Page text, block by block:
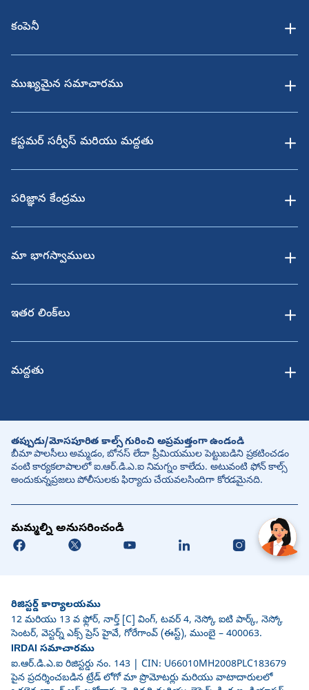
కంపెనీ
ముఖ్యమైన సమాచారము
కస్టమర్ సర్వీస్ మరియు మద్దతు
పరిజ్ఞాన కేంద్రము
మా భాగస్వాములు
ఇతర లింక్‌లు
మద్దతు
తప్పుడు/మోసపూరిత కాల్స్ గురించి అప్రమత్తంగా ఉండండి
బీమా పాలసీలు అమ్మడం, బోనస్ లేదా ప్రీమియముల పెట్టుబడిని ప్రకటించడం
వంటి కార్యకలాపాలలో ఐ.ఆర్.డి.ఎ.ఐ నిమగ్నం కాలేదు. అటువంటి ఫోన్ కాల్స్
అందుకున్నప్రజలు పోలీసులకు ఫిర్యాదు చేయవలసిందిగా కోరడమైనది.
మమ్మల్ని అనుసరించండి
రిజిస్టర్డ్ కార్యాలయము
12 మరియు 13 వ ఫ్లోర్, నార్త్ [C] వింగ్, టవర్ 4, నెస్కో ఐటి పార్క్, నెస్కో
సెంటర్, వెస్టర్న్ ఎక్స్ ప్రెస్ హైవే, గోరేగాంవ్ (ఈస్ట్), ముంబై – 400063.
IRDAI సమాచారము
ఐ.ఆర్.డి.ఎ.ఐ రిజిస్టర్డు నం. 143 | CIN: U66010MH2008PLC183679
పైన ప్రదర్శించబడిన ట్రేడ్ లోగో మా ప్రొమోటర్లు మరియు వాటాదారులలో